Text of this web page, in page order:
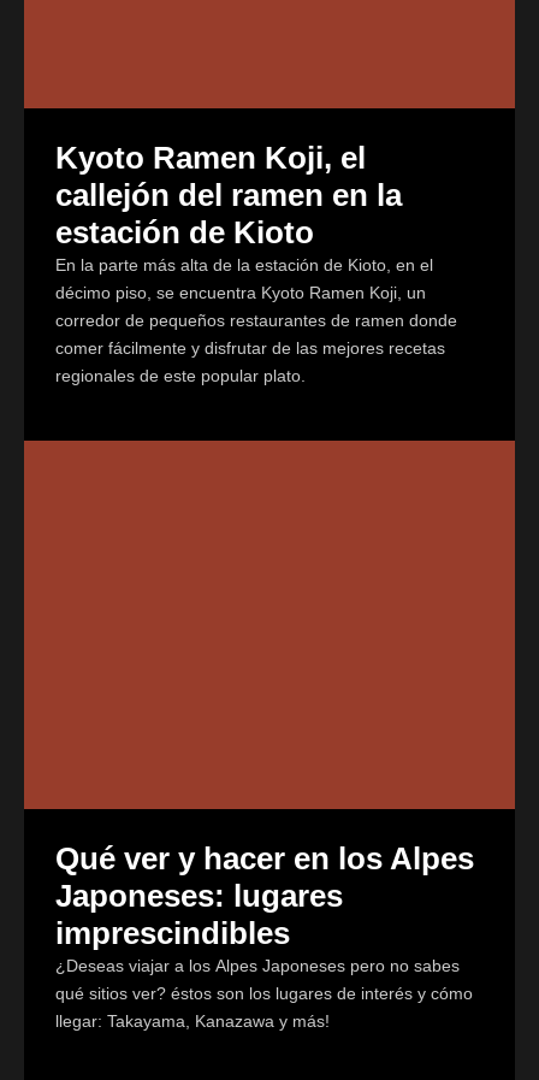
Kyoto Ramen Koji, el
callejón del ramen en la
estación de Kioto
En la parte más alta de la estación de Kioto, en el
décimo piso, se encuentra Kyoto Ramen Koji, un
corredor de pequeños restaurantes de ramen donde
comer fácilmente y disfrutar de las mejores recetas
regionales de este popular plato.
Qué ver y hacer en los Alpes
Japoneses: lugares
imprescindibles
¿Deseas viajar a los Alpes Japoneses pero no sabes
qué sitios ver? éstos son los lugares de interés y cómo
llegar: Takayama, Kanazawa y más!